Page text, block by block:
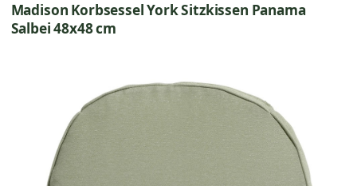
Madison Korbsessel York Sitzkissen Panama
Salbei 48x48 cm